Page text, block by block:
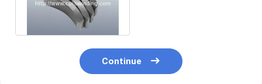
Continue